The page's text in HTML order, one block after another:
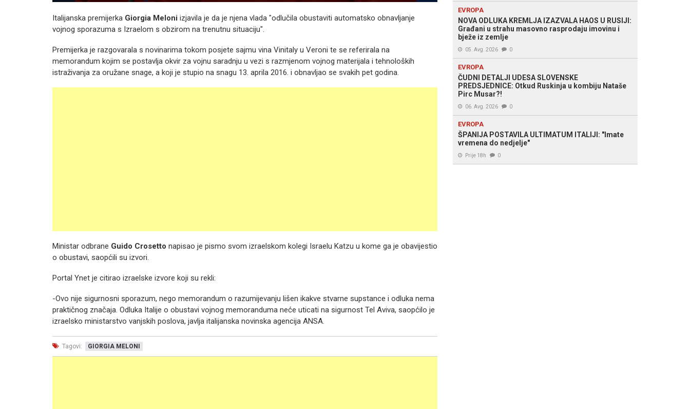
Italijanska premijerka Giorgia Meloni izjavila je da je njena vlada "odlučila obustaviti automatsko obnavljanje
vojnog sporazuma s Izraelom s obzirom na trenutnu situaciju".
Premijerka je razgovarala s novinarima tokom posjete sajmu vina Vinitaly u Veroni te se referirala na
memorandum kojim se postavlja okvir za vojnu saradnju u vezi s razmjenom vojnog materijala i tehnoloških
istraživanja za oružane snage, a koji je stupio na snagu 13. aprila 2016. i obnavljao se svakih pet godina.
Ministar odbrane Guido Crosetto napisao je pismo svom izraelskom kolegi Israelu Katzu u kome ga je obavijestio
o obustavi, saopćili su izvori.
Portal Ynet je citirao izraelske izvore koji su rekli:
-Ovo nije sigurnosni sporazum, nego memorandum o razumijevanju lišen ikakve stvarne supstance i odluka nema
praktičnog značaja. Odluka Italije o obustavi vojnog memoranduma neće uticati na sigurnost Tel Aviva, saopćilo je
izraelsko ministarstvo vanjskih poslova, javlja italijanska novinska agencija ANSA.
Tagovi: GIORGIA MELONI
EVROPA
NOVA ODLUKA KREMLJA IZAZVALA HAOS U RUSIJI:
Građani u strahu masovno rasprodaju imovinu i
bježe iz zemlje
05. Avg. 2026 0
EVROPA
ČUDNI DETALJI UDESA SLOVENSKE
PREDSJEDNICE: Otkud Ruskinja u kombiju Nataše
Pirc Musar?!
06. Avg. 2026 0
EVROPA
ŠPANIJA POSTAVILA ULTIMATUM ITALIJI: "Imate
vremena do nedjelje"
Prije 18h 0